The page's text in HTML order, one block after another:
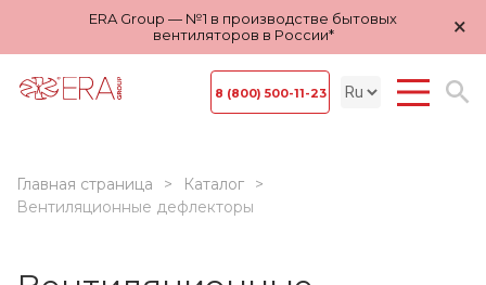
ERA Group — №1 в производстве бытовых
вентиляторов в России*
×
8 (800) 500-11-23
Главная страница
Каталог
Вентиляционные дефлекторы